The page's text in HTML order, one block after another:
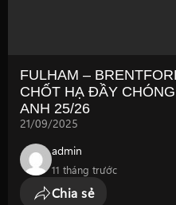
FULHAM –
CHỐT HẠ ĐẦY
ANH 25/26
21/09/2025
admin
11 tháng trước
Chia sẻ